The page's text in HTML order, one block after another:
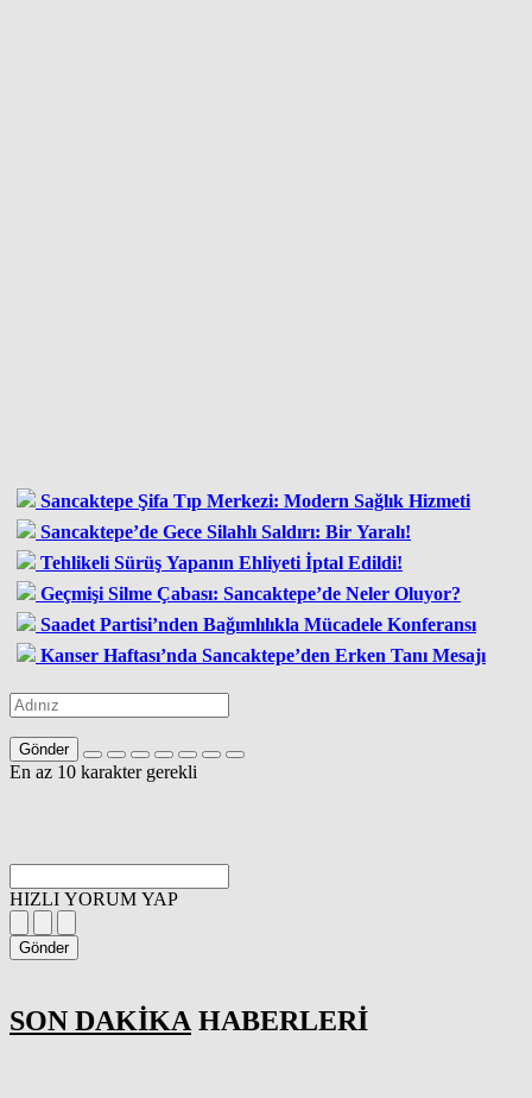
Sancaktepe Şifa Tıp Merkezi: Modern Sağlık Hizmeti
Sancaktepe’de Gece Silahlı Saldırı: Bir Yaralı!
Tehlikeli Sürüş Yapanın Ehliyeti İptal Edildi!
Geçmişi Silme Çabası: Sancaktepe’de Neler Oluyor?
Saadet Partisi’nden Bağımlılıkla Mücadele Konferansı
Kanser Haftası’nda Sancaktepe’den Erken Tanı Mesajı
Gönder
En az 10 karakter gerekli
HIZLI YORUM YAP
Gönder
SON DAKİKA HABERLERİ